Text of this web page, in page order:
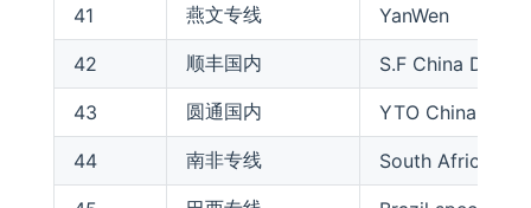
41 燕文专线 YanWen
42 顺丰国内 S.F China
43 圆通国内 YTO China
44 南非专线 South Africa